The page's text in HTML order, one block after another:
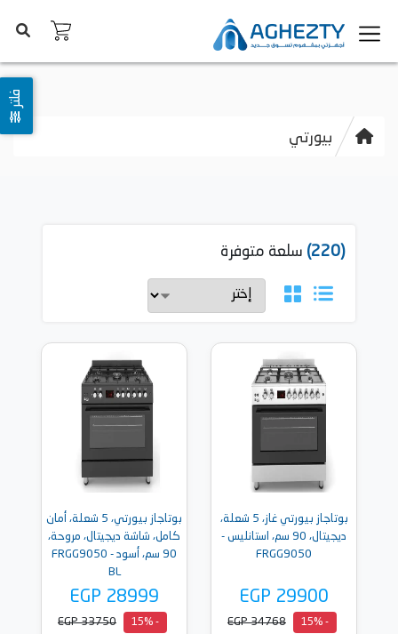
بيورتي
فلتر
(220) سلعة متوفرة
بوتاجاز بيورتي غاز، 5 شعلة،
ديجيتال، 90 سم، استانليس -
FRGG9050
EGP 29900
- 15%
EGP 34768
بوتاجاز بيورتي، 5 شعلة، أمان
كامل، شاشة ديجيتال، مروحة،
90 سم، أسود - FRGG9050
BL
EGP 28999
- 15%
EGP 33750